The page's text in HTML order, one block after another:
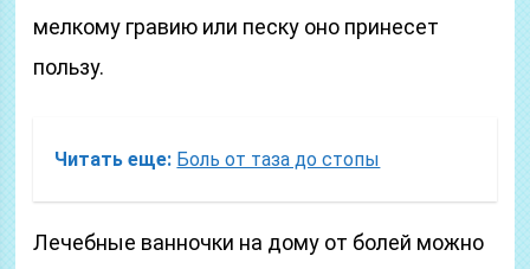
мелкому гравию или песку оно принесет
пользу.
Читать еще: Боль от таза до стопы
Лечебные ванночки на дому от болей можно